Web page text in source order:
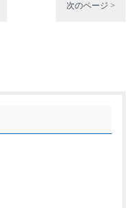
次のページ >